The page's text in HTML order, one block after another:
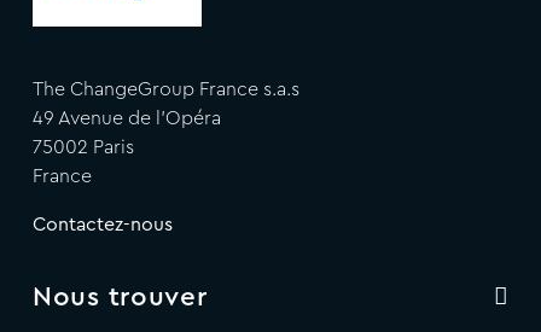
The ChangeGroup France s.a.s
49 Avenue de l'Opéra
75002 Paris
France
Contactez-nous
Nous trouver